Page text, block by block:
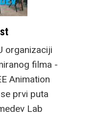
organizaciji
filma -
Animation
prvi puta
Lab